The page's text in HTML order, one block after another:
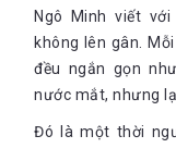
Ngô Minh viết
không lên gân.
đều ngắn gọn
nước mắt, nhưng
Đó là một thời